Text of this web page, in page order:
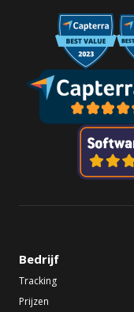
Bedrijf
Tracking
Prijzen